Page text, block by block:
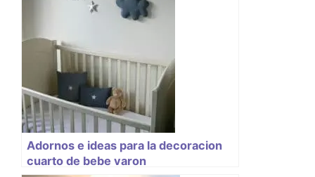
Adornos e ideas para la decoracion
cuarto de bebe varon